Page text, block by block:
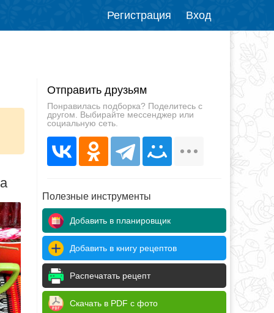
Регистрация Вход
Отправить друзьям
Понравилась подборка? Поделитесь с
другом. Выбирайте мессенджер или
социальную сеть.
Полезные инструменты
Добавить в планировщик
Добавить в книгу рецептов
Распечатать рецепт
Скачать в PDF с фото